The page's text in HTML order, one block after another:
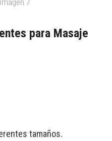
para Masaje
tamaños.